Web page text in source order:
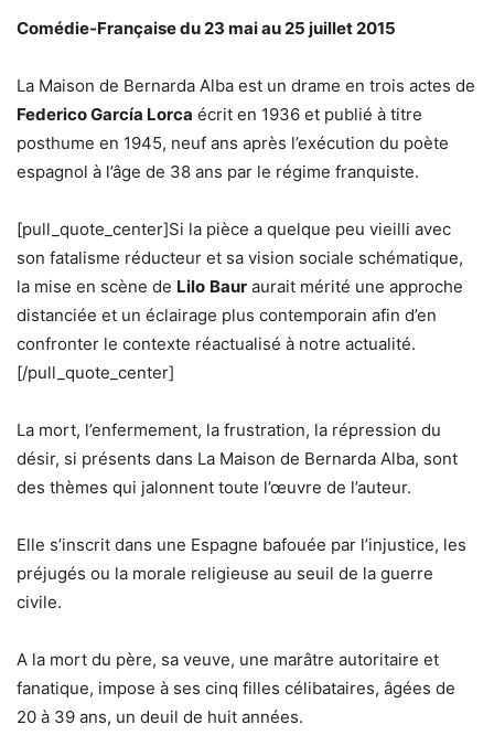
Comédie-Française du 23 mai au 25 juillet 2015
La Maison de Bernarda Alba est un drame en trois actes de
Federico García Lorca écrit en 1936 et publié à titre
posthume en 1945, neuf ans après l’exécution du poète
espagnol à l’âge de 38 ans par le régime franquiste.
[pull_quote_center]Si la pièce a quelque peu vieilli avec
son fatalisme réducteur et sa vision sociale schématique,
la mise en scène de Lilo Baur aurait mérité une approche
distanciée et un éclairage plus contemporain afin d’en
confronter le contexte réactualisé à notre actualité.
[/pull_quote_center]
La mort, l’enfermement, la frustration, la répression du
désir, si présents dans La Maison de Bernarda Alba, sont
des thèmes qui jalonnent toute l’œuvre de l’auteur.
Elle s’inscrit dans une Espagne bafouée par l’injustice, les
préjugés ou la morale religieuse au seuil de la guerre
civile.
A la mort du père, sa veuve, une marâtre autoritaire et
fanatique, impose à ses cinq filles célibataires, âgées de
20 à 39 ans, un deuil de huit années.